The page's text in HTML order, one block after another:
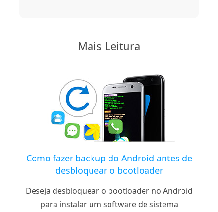
Mais Leitura
Como fazer backup do Android antes de
desbloquear o bootloader
Deseja desbloquear o bootloader no Android
para instalar um software de sistema